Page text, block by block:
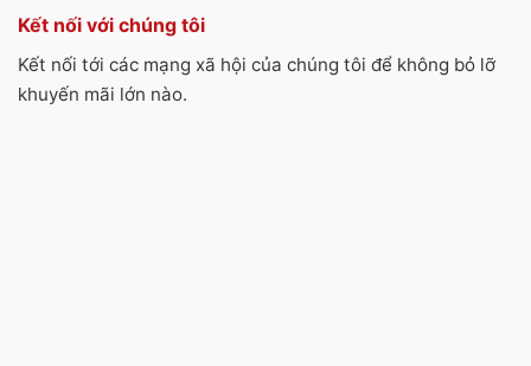
Kết nối với chúng tôi
Kết nối tới các mạng xã hội của chúng tôi để không bỏ lỡ
khuyến mãi lớn nào.